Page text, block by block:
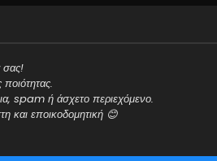
σας!
spam ή άσχετο περιεχόμενο.
και εποικοδομητική 😊